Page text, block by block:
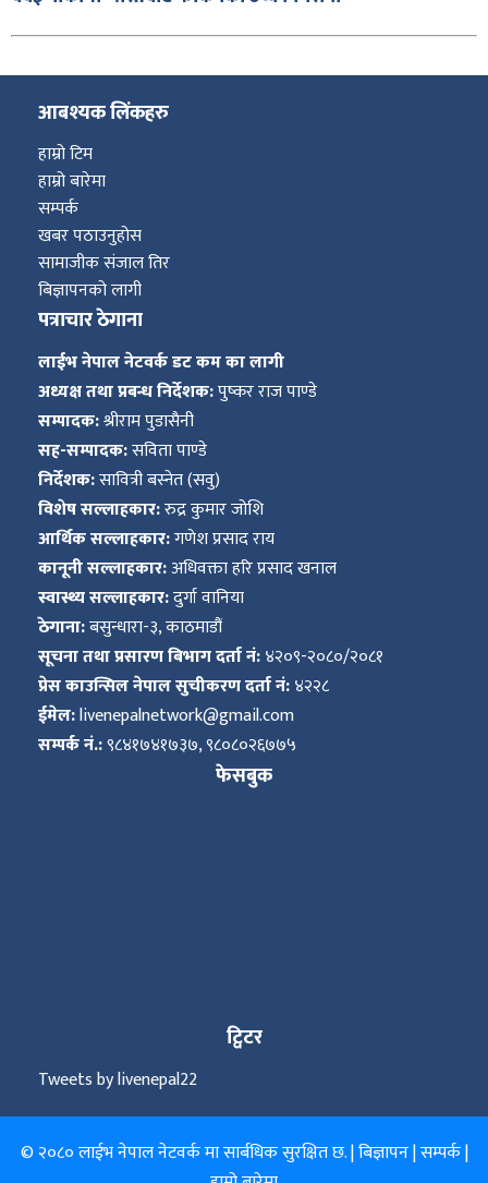
आबश्यक लिंकहरु
हाम्रो टिम
हाम्रो बारेमा
सम्पर्क
खबर पठाउनुहोस
सामाजीक संजाल तिर
बिज्ञापनको लागी
पत्राचार ठेगाना
लाईभ नेपाल नेटवर्क डट कम का लागी
अध्यक्ष तथा प्रबन्ध निर्देशक:पुष्कर राज पाण्डे
सम्पादक:श्रीराम पुडासैनी
सह-सम्पादक:सविता पाण्डे
निर्देशक:सावित्री बस्नेत (सवु)
विशेष सल्लाहकार:रुद्र कुमार जोशि
आर्थिक सल्लाहकार:गणेश प्रसाद राय
कानूनी सल्लाहकार:अधिवक्ता हरि प्रसाद खनाल
स्वास्थ्य सल्लाहकार:दुर्गा वानिया
ठेगाना:बसुन्धारा-३, काठमाडौं
सूचना तथा प्रसारण बिभाग दर्ता नं:४२०९-२०८०/२०८१
प्रेस काउन्सिल नेपाल सुचीकरण दर्ता नं:४२२८
ईमेल:livenepalnetwork@gmail.com
सम्पर्क नं.:९८४१७४१७३७, ९८०८०२६७७५
फेसबुक
ट्विटर
Tweets by livenepal22
© २०८० लाईभ नेपाल नेटवर्क मा सार्बधिक सुरक्षित छ. |बिज्ञापन|सम्पर्क|